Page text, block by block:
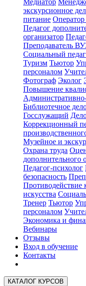
Медиатор
экскурсионное
питание
Педагог
организатор
Преподаватель
Социальный
Туризм Тьютор
персоналом
Фотограф Эколог
Повышение
Административно-
Библиотечное
Госслужащий
Коррекционный
Музейное и
Охрана труда
дополнительного
Педагог-психолог
безопасность
Противодействие
искусства
Тренер Тьютор
персоналом
Экономика и
Вебинары
Отзывы
Вход в обучение
Контакты
КАТАЛОГ КУРСОВ